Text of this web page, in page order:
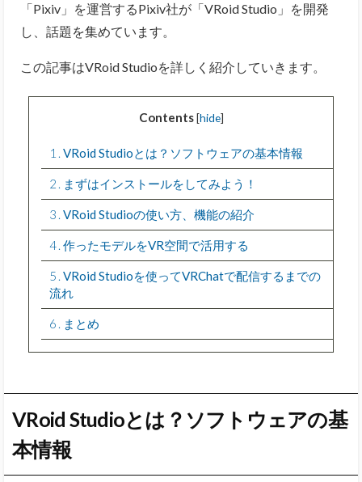
「Pixiv」を運営するPixiv社が「VRoid Studio」を開発
し、話題を集めています。
この記事はVRoid Studioを詳しく紹介していきます。
Contents [hide]
1 VRoid Studioとは？ソフトウェアの基本情報
2 まずはインストールをしてみよう！
3 VRoid Studioの使い方、機能の紹介
4 作ったモデルをVR空間で活用する
5 VRoid Studioを使ってVRChatで配信するまでの
流れ
6 まとめ
VRoid Studioとは？ソフトウェアの基
本情報